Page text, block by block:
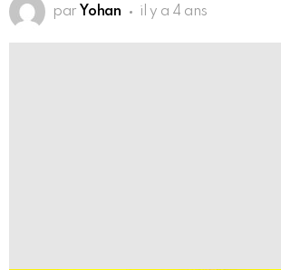
par Yohan il y a 4 ans